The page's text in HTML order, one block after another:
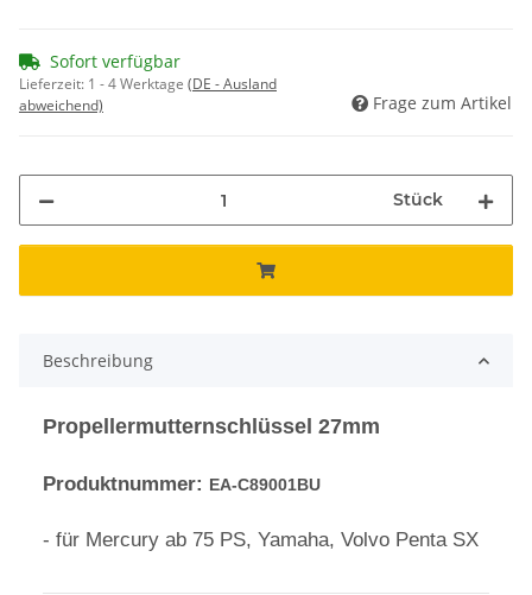
Sofort verfügbar
Lieferzeit: 1 - 4 Werktage (DE - Ausland
abweichend)
Frage zum Artikel
Stück
Beschreibung
Propellermutternschlüssel 27mm
Produktnummer: EA-C89001BU
- für Mercury ab 75 PS, Yamaha, Volvo Penta SX